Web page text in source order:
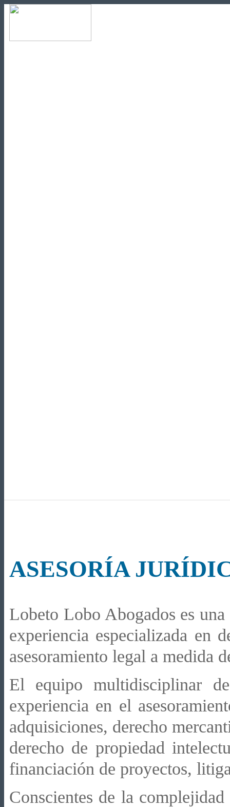
ASESORÍA
Lobeto Lobo Abogados es
experiencia especializada en
asesoramiento legal a medida
El equipo multidisciplinar
experiencia en el
adquisiciones, derecho
derecho de propiedad
financiación de proyectos,
Conscientes de la